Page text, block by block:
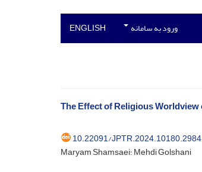
ورود به سامانه ENGLISH
The Effect of Religious
10.22091/JPTR.2024.10180.2984
Maryam Shamsaei؛ Mehdi Golshani